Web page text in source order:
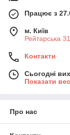
Працює з
м. Київ
Рейтарська
Контакти
Сьогодні
Показати
Про нас